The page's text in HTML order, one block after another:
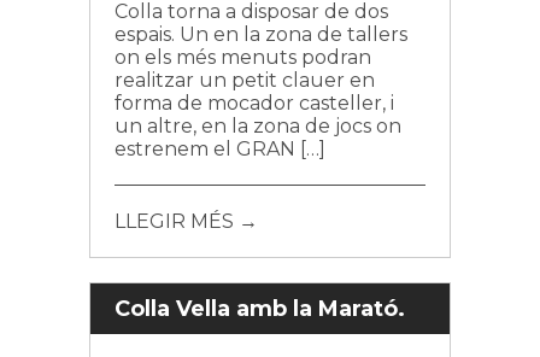
Colla torna a disposar de dos
espais. Un en la zona de tallers
on els més menuts podran
realitzar un petit clauer en
forma de mocador casteller, i
un altre, en la zona de jocs on
estrenem el GRAN […]
LLEGIR MÉS →
Colla Vella amb la Marató.